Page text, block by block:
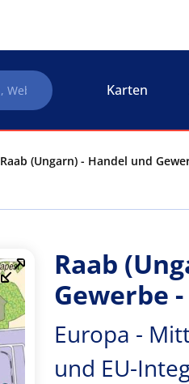
Karten
Raab (Ungarn) - Handel und
Raab
Gewerbe -
Europa -
und EU-